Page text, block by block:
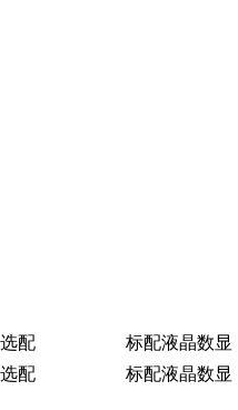
选配
标配液晶数显
选配
标配液晶数显